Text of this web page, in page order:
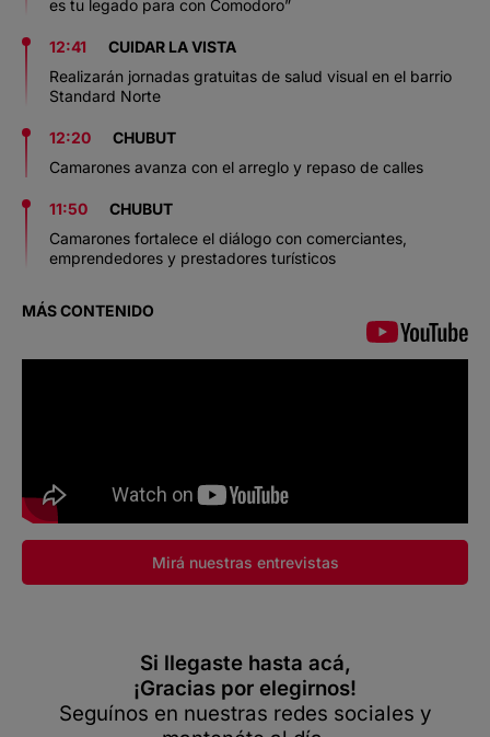
es tu legado para con Comodoro”
12:41
CUIDAR LA VISTA
Realizarán jornadas gratuitas de salud visual en el barrio
Standard Norte
12:20
CHUBUT
Camarones avanza con el arreglo y repaso de calles
11:50
CHUBUT
Camarones fortalece el diálogo con comerciantes,
emprendedores y prestadores turísticos
MÁS CONTENIDO
Mirá nuestras entrevistas
Si llegaste hasta acá,
¡Gracias por elegirnos!
Seguínos en nuestras redes sociales y